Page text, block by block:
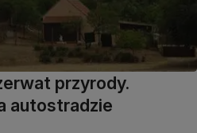
przyrody.
autostradzie